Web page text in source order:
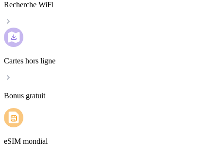
Recherche WiFi
Cartes hors ligne
Bonus gratuit
eSIM mondial